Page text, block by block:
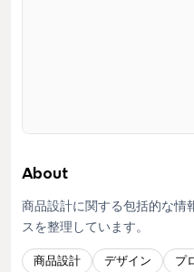
About
商品設計に関する包括的な情
スを整理しています。
商品設計 デザイン プ